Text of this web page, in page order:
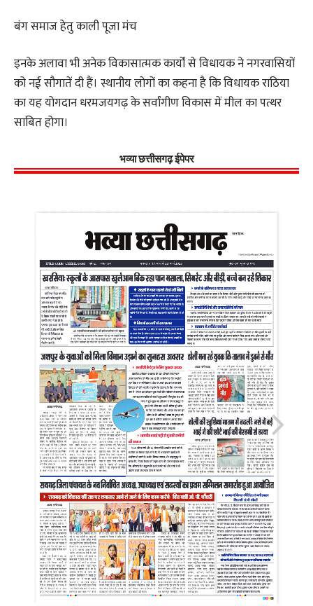
बंग समाज हेतु काली पूजा मंच
इनके अलावा भी अनेक विकासात्मक कार्यों से विधायक ने नगरवासियों
को नई सौगातें दी हैं। स्थानीय लोगों का कहना है कि विधायक राठिया
का यह योगदान धरमजयगढ़ के सर्वांगीण विकास में मील का पत्थर
साबित होगा।
भव्या छत्तीसगढ़ ईपेपर